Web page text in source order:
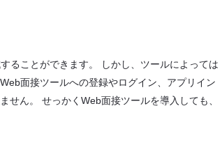
ることができます。 しかし、ツールによっては
面接ツールへの登録やログイン、アプリイン
せん。 せっかくWeb面接ツールを導入しても、